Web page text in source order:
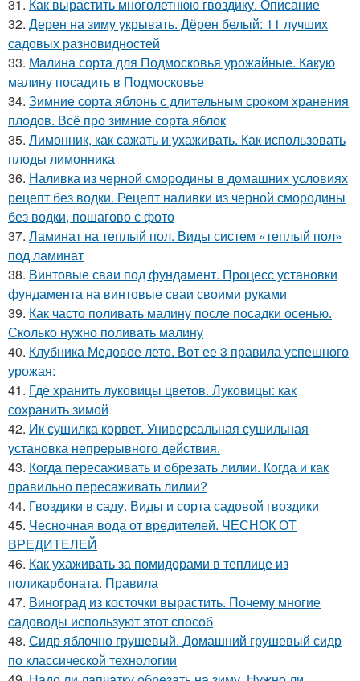
31. Как вырастить многолетнюю гвоздику. Описание
32. Дерен на зиму укрывать. Дёрен белый: 11 лучших
садовых разновидностей
33. Малина сорта для Подмосковья урожайные. Какую
малину посадить в Подмосковье
34. Зимние сорта яблонь с длительным сроком хранения
плодов. Всё про зимние сорта яблок
35. Лимонник, как сажать и ухаживать. Как использовать
плоды лимонника
36. Наливка из черной смородины в домашних условиях
рецепт без водки. Рецепт наливки из черной смородины
без водки, пошагово с фото
37. Ламинат на теплый пол. Виды систем «теплый пол»
под ламинат
38. Винтовые сваи под фундамент. Процесс установки
фундамента на винтовые сваи своими руками
39. Как часто поливать малину после посадки осенью.
Сколько нужно поливать малину
40. Клубника Медовое лето. Вот ее 3 правила успешного
урожая:
41. Где хранить луковицы цветов. Луковицы: как
сохранить зимой
42. Ик сушилка корвет. Универсальная сушильная
установка непрерывного действия.
43. Когда пересаживать и обрезать лилии. Когда и как
правильно пересаживать лилии?
44. Гвоздики в саду. Виды и сорта садовой гвоздики
45. Чесночная вода от вредителей. ЧЕСНОК ОТ
ВРЕДИТЕЛЕЙ
46. Как ухаживать за помидорами в теплице из
поликарбоната. Правила
47. Виноград из косточки вырастить. Почему многие
садоводы используют этот способ
48. Сидр яблочно грушевый. Домашний грушевый сидр
по классической технологии